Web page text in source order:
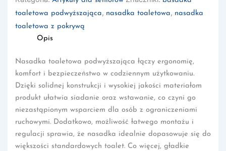
toaletowa podwyższająca, nasadka toaletowa, nasadka
toaletowa z pokrywą
Opis
Nasadka toaletowa podwyższająca łączy ergonomię,
komfort i bezpieczeństwo w codziennym użytkowaniu.
Dzięki solidnej konstrukcji i wysokiej jakości materiałom
produkt ułatwia siadanie oraz wstawanie, co czyni go
niezastąpionym wsparciem dla osób z ograniczeniami
ruchowymi. Dodatkowo, możliwość łatwego montażu i
regulacji sprawia, że nasadka idealnie dopasowuje się do
większości standardowych toalet. Co więcej, gładkie